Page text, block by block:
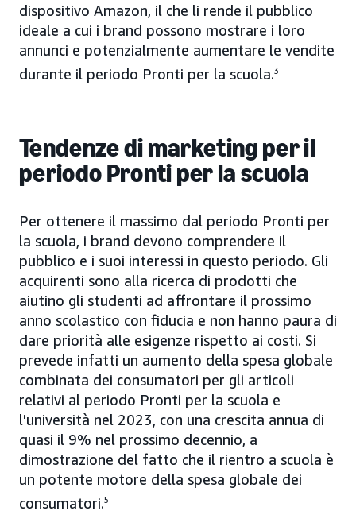
dispositivo Amazon, il che li rende il pubblico
ideale a cui i brand possono mostrare i loro
annunci e potenzialmente aumentare le vendite
durante il periodo Pronti per la scuola.3
Tendenze di marketing per il
periodo Pronti per la scuola
Per ottenere il massimo dal periodo Pronti per
la scuola, i brand devono comprendere il
pubblico e i suoi interessi in questo periodo. Gli
acquirenti sono alla ricerca di prodotti che
aiutino gli studenti ad affrontare il prossimo
anno scolastico con fiducia e non hanno paura di
dare priorità alle esigenze rispetto ai costi. Si
prevede infatti un aumento della spesa globale
combinata dei consumatori per gli articoli
relativi al periodo Pronti per la scuola e
l'università nel 2023, con una crescita annua di
quasi il 9% nel prossimo decennio, a
dimostrazione del fatto che il rientro a scuola è
un potente motore della spesa globale dei
consumatori.5